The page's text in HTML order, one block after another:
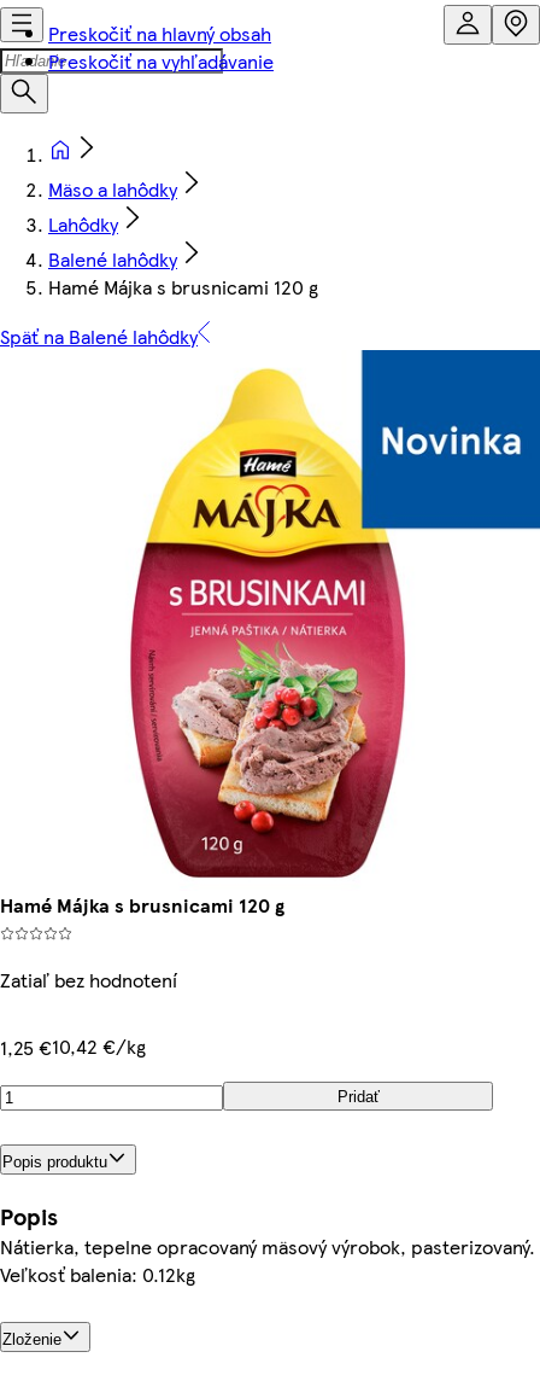
Preskočiť na hlavný obsah
Preskočiť na vyhľadávanie
Mäso a lahôdky
Lahôdky
Balené lahôdky
Hamé Májka s brusnicami 120 g
Späť na Balené lahôdky
Hamé Májka s brusnicami 120 g
Zatiaľ bez hodnotení
1,25 €10,42 €/kg
Pridať
Popis produktu
Popis
Nátierka, tepelne opracovaný mäsový výrobok, pasterizovaný.
Veľkosť balenia: 0.12kg
Zloženie